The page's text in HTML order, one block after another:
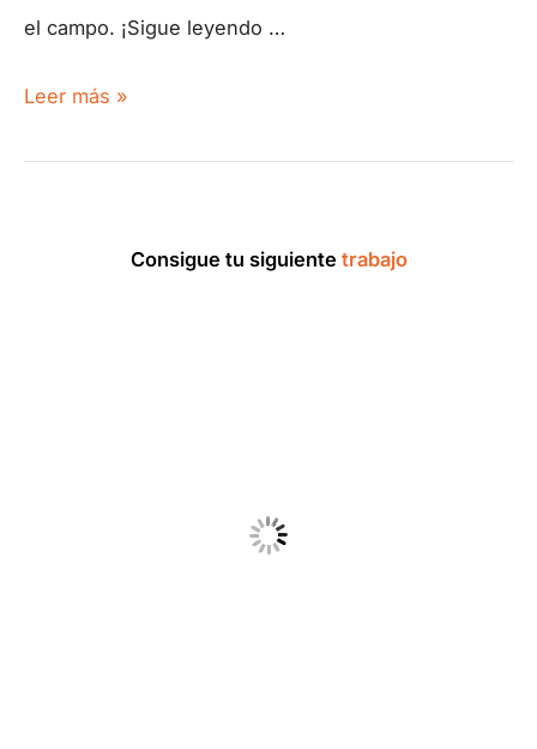
el campo. ¡Sigue leyendo …
Leer más »
Consigue tu siguiente trabajo